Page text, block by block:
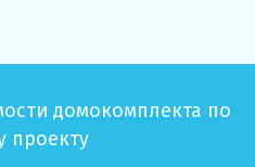
домокомплекта по
проекту